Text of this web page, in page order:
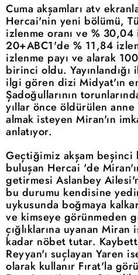
Cuma akşamları atv
Hercai'nin yeni bölümü,
izlenme oranı ve % 30,04
20+ABC1'de % 11,84
izlenme payı ve alarak
birinci oldu.
ilgi gören dizi Midyat'ın
Şadoğullarının
yıllar önce öldürülen anne
almak isteyen Miran'ın
anlatıyor.
Geçtiğimiz akşam
buluşan Hercai 'de
getirmesi Aslanbey
bu durumu kendisine
uykusunda boğmaya
ve kimseye görünmeden
çığlıklarına uyanan Miran
kadar nöbet tutar.
Reyyan'ı suçlayan Yaren
olarak kullanır Fırat'la